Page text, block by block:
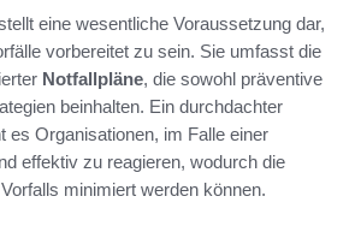
eine wesentliche Voraussetzung dar,
vorbereitet zu sein. Sie umfasst die
Notfallpläne, die sowohl präventive
beinhalten. Ein durchdachter
es Organisationen, im Falle einer
effektiv zu reagieren, wodurch die
minimiert werden können.